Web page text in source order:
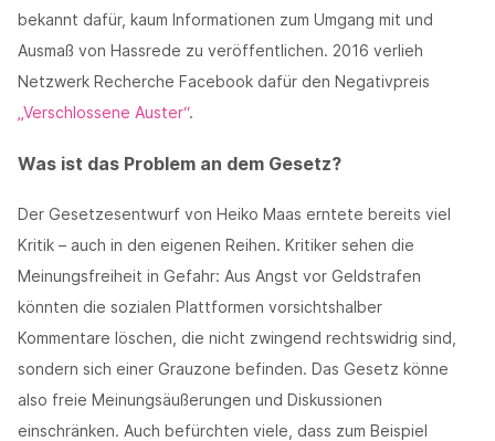
bekannt dafür, kaum Informationen zum Umgang mit und
Ausmaß von Hassrede zu veröffentlichen. 2016 verlieh
Netzwerk Recherche Facebook dafür den Negativpreis
„Verschlossene Auster“.
Was ist das Problem an dem Gesetz?
Der Gesetzesentwurf von Heiko Maas erntete bereits viel
Kritik – auch in den eigenen Reihen. Kritiker sehen die
Meinungsfreiheit in Gefahr: Aus Angst vor Geldstrafen
könnten die sozialen Plattformen vorsichtshalber
Kommentare löschen, die nicht zwingend rechtswidrig sind,
sondern sich einer Grauzone befinden. Das Gesetz könne
also freie Meinungsäußerungen und Diskussionen
einschränken. Auch befürchten viele, dass zum Beispiel